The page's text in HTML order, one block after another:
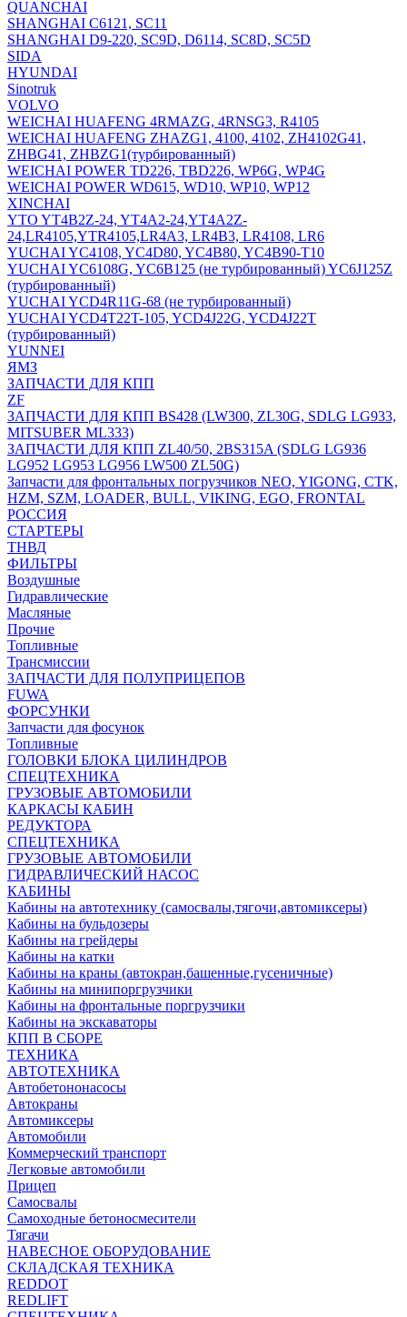
QUANCHAI
SHANGHAI C6121, SC11
SHANGHAI D9-220, SC9D, D6114, SC8D, SC5D
SIDA
HYUNDAI
Sinotruk
VOLVO
WEICHAI HUAFENG 4RMAZG, 4RNSG3, R4105
WEICHAI HUAFENG ZHAZG1, 4100, 4102, ZH4102G41,
ZHBG41, ZHBZG1(турбированный)
WEICHAI POWER TD226, TBD226, WP6G, WP4G
WEICHAI POWER WD615, WD10, WP10, WP12
XINCHAI
YTO YT4B2Z-24, YT4A2-24,YT4A2Z-
24,LR4105,YTR4105,LR4A3, LR4B3, LR4108, LR6
YUCHAI YC4108, YC4D80, YC4B80, YC4B90-T10
YUCHAI YC6108G, YC6B125 (не турбированный) YC6J125Z
(турбированный)
YUCHAI YCD4R11G-68 (не турбированный)
YUCHAI YCD4T22T-105, YCD4J22G, YCD4J22T
(турбированный)
YUNNEI
ЯМЗ
ЗАПЧАСТИ ДЛЯ КПП
ZF
ЗАПЧАСТИ ДЛЯ КПП BS428 (LW300, ZL30G, SDLG LG933,
MITSUBER ML333)
ЗАПЧАСТИ ДЛЯ КПП ZL40/50, 2BS315A (SDLG LG936
LG952 LG953 LG956 LW500 ZL50G)
Запчасти для фронтальных погрузчиков NEO, YIGONG, CTK,
HZM, SZM, LOADER, BULL, VIKING, EGO, FRONTAL
РОССИЯ
СТАРТЕРЫ
ТНВД
ФИЛЬТРЫ
Воздушные
Гидравлические
Масляные
Прочие
Топливные
Трансмиссии
ЗАПЧАСТИ ДЛЯ ПОЛУПРИЦЕПОВ
FUWA
ФОРСУНКИ
Запчасти для фосунок
Топливные
ГОЛОВКИ БЛОКА ЦИЛИНДРОВ
СПЕЦТЕХНИКА
ГРУЗОВЫЕ АВТОМОБИЛИ
КАРКАСЫ КАБИН
РЕДУКТОРА
СПЕЦТЕХНИКА
ГРУЗОВЫЕ АВТОМОБИЛИ
ГИДРАВЛИЧЕСКИЙ НАСОС
КАБИНЫ
Кабины на автотехнику (самосвалы,тягочи,автомиксеры)
Кабины на бульдозеры
Кабины на грейдеры
Кабины на катки
Кабины на краны (автокран,башенные,гусеничные)
Кабины на минипоргрузчики
Кабины на фронтальные поргрузчики
Кабины на экскаваторы
КПП В СБОРЕ
ТЕХНИКА
АВТОТЕХНИКА
Автобетононасосы
Автокраны
Автомиксеры
Автомобили
Коммерческий транспорт
Легковые автомобили
Прицеп
Самосвалы
Самоходные бетоносмесители
Тягачи
НАВЕСНОЕ ОБОРУДОВАНИЕ
СКЛАДСКАЯ ТЕХНИКА
REDDOT
REDLIFT